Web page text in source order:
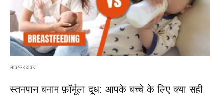
लाइफस्टाइल
स्तनपान बनाम फ़ॉर्मूला दूध: आपके बच्चे के लिए क्या सही